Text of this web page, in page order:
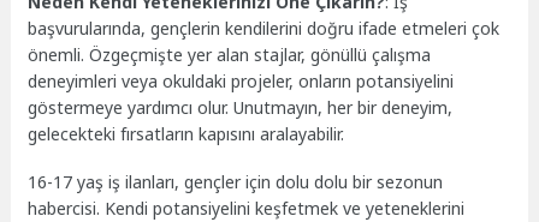
başvurularında, gençlerin kendilerini doğru ifade etmeleri çok
önemli. Özgeçmişte yer alan stajlar, gönüllü çalışma
deneyimleri veya okuldaki projeler, onların potansiyelini
göstermeye yardımcı olur. Unutmayın, her bir deneyim,
gelecekteki fırsatların kapısını aralayabilir.
16-17 yaş iş ilanları, gençler için dolu dolu bir sezonun
habercisi. Kendi potansiyelini keşfetmek ve yeteneklerini